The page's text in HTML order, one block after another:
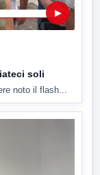
▶
soli
noto il flash...